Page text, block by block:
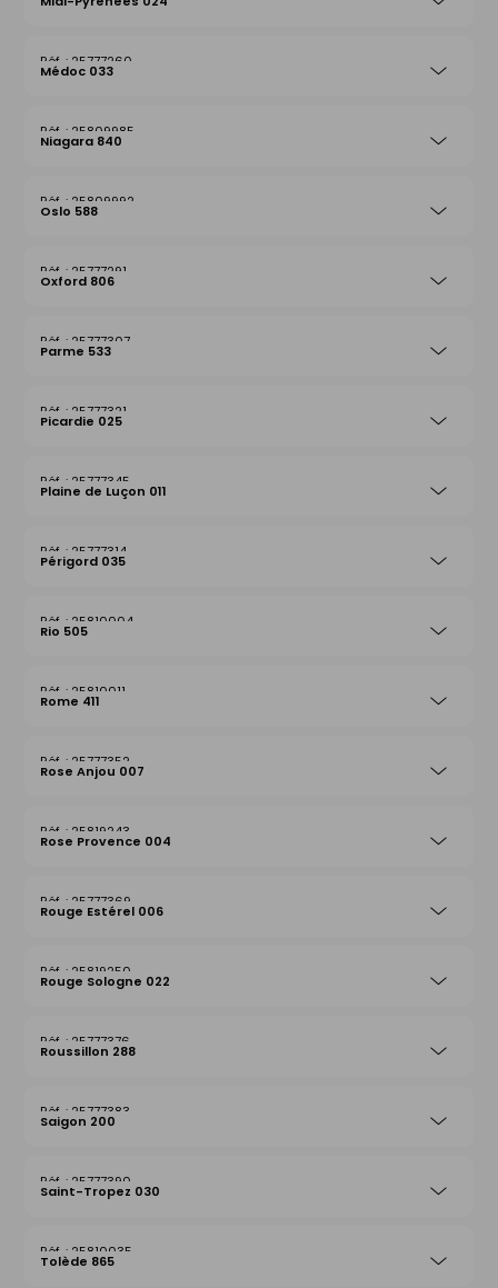
25777260
Médoc 033
25809985
Niagara 840
25809992
Oslo 588
25777291
Oxford 806
25777307
Parme 533
25777321
Picardie 025
25777345
Plaine de Luçon 011
25777314
Périgord 035
25810004
Rio 505
25810011
Rome 411
25777352
Rose Anjou 007
25819243
Rose Provence 004
25777369
Rouge Estérel 006
25819250
Rouge Sologne 022
25777376
Roussillon 288
25777383
Saigon 200
25777390
Saint-Tropez 030
25810035
Tolède 865